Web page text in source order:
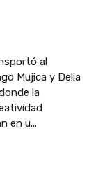
al
Mujica y Delia
la
en u...